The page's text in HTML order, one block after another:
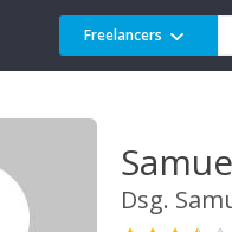
Freelancers
Dsg.